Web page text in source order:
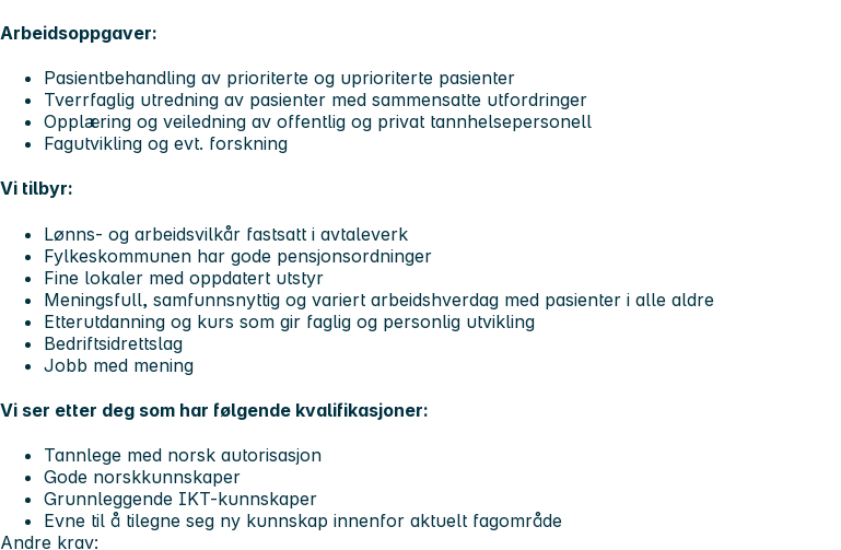
Arbeidsoppgaver:
Pasientbehandling av prioriterte og uprioriterte pasienter
Tverrfaglig utredning av pasienter med sammensatte utfordringer
Opplæring og veiledning av offentlig og privat tannhelsepersonell
Fagutvikling og evt. forskning
Vi tilbyr:
Lønns- og arbeidsvilkår fastsatt i avtaleverk
Fylkeskommunen har gode pensjonsordninger
Fine lokaler med oppdatert utstyr
Meningsfull, samfunnsnyttig og variert arbeidshverdag med pasienter i alle aldre
Etterutdanning og kurs som gir faglig og personlig utvikling
Bedriftsidrettslag
Jobb med mening
Vi ser etter deg som har følgende kvalifikasjoner:
Tannlege med norsk autorisasjon
Gode norskkunnskaper
Grunnleggende IKT-kunnskaper
Evne til å tilegne seg ny kunnskap innenfor aktuelt fagområde
Andre krav: